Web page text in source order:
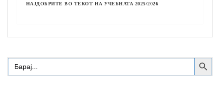
НАЈДОБРИТЕ ВО ТЕКОТ НА УЧЕБНАТА 2025/2026
Search
for:
Search Button